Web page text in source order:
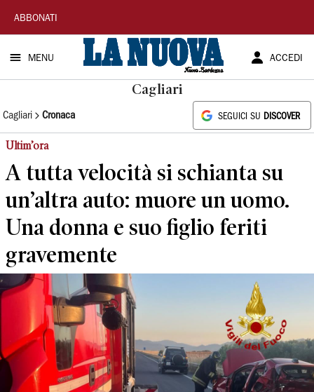
La
Nuova
Sardegna
ABBONATI
MENU ACCEDI
Cagliari
Cagliari Cronaca SEGUICI SU DISCOVER
Ultim’ora
A tutta velocità si schianta su
un’altra auto: muore un uomo.
Una donna e suo figlio feriti
gravemente